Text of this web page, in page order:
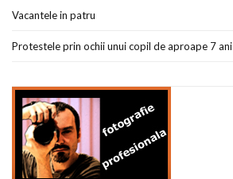
Vacantele in patru
Protestele prin ochii unui copil de aproape 7 ani